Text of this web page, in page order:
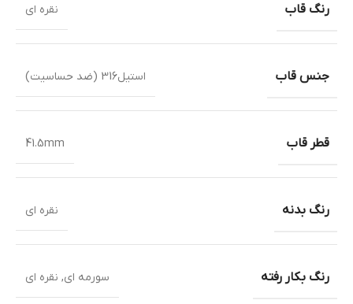
رنگ قاب نقره ای
جنس قاب استیل316 (ضد حساسیت)
قطر قاب 41.5mm
رنگ بدنه نقره ای
رنگ بکار رفته سورمه ای, نقره ای